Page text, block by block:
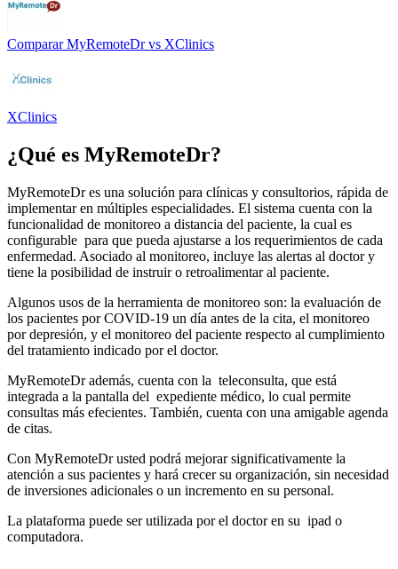
Comparar MyRemoteDrvs XClinics
XClinics
¿Qué es MyRemoteDr?
MyRemoteDr es una solución para clínicas y consultorios, rápida de
implementar en múltiples especialidades. El sistema cuenta con la
funcionalidad de monitoreo a distancia del paciente, la cual es
configurable para que pueda ajustarse a los requerimientos de cada
enfermedad. Asociado al monitoreo, incluye las alertas al doctor y
tiene la posibilidad de instruir o retroalimentar al paciente.
Algunos usos de la herramienta de monitoreo son: la evaluación de
los pacientes por COVID-19 un día antes de la cita, el monitoreo
por depresión, y el monitoreo del paciente respecto al cumplimiento
del tratamiento indicado por el doctor.
MyRemoteDr además, cuenta con la teleconsulta, que está
integrada a la pantalla del expediente médico, lo cual permite
consultas más efecientes. También, cuenta con una amigable agenda
de citas.
Con MyRemoteDr usted podrá mejorar significativamente la
atención a sus pacientes y hará crecer su organización, sin necesidad
de inversiones adicionales o un incremento en su personal.
La plataforma puede ser utilizada por el doctor en su ipad o
computadora.